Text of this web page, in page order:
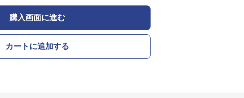
購入画面に進む
カートに追加する